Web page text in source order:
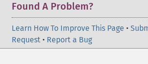
Found A Problem?
Learn How To Improve This Page •
Request • Report a Bug